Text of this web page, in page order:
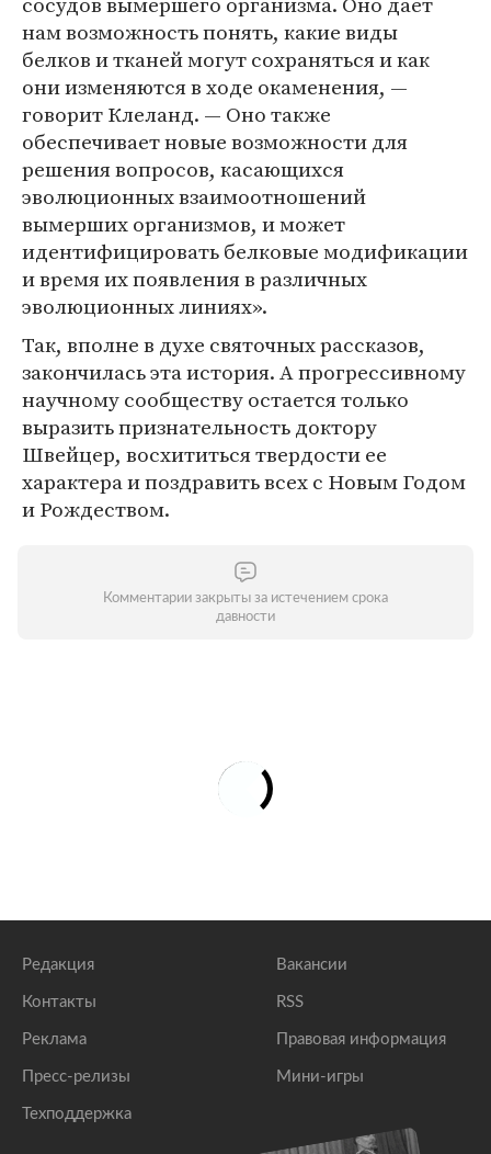
нам возможность понять, какие виды
белков и тканей могут сохраняться и как
они изменяются в ходе окаменения, —
говорит Клеланд. — Оно также
обеспечивает новые возможности для
решения вопросов, касающихся
эволюционных взаимоотношений
вымерших организмов, и может
идентифицировать белковые модификации
и время их появления в различных
эволюционных линиях».
Так, вполне в духе святочных рассказов,
закончилась эта история. А прогрессивному
научному сообществу остается только
выразить признательность доктору
Швейцер, восхититься твердости ее
характера и поздравить всех с Новым Годом
и Рождеством.
Комментарии закрыты за истечением срока
давности
Редакция
Контакты
Реклама
Пресс-релизы
Техподдержка
Вакансии
RSS
Правовая информация
Мини-игры